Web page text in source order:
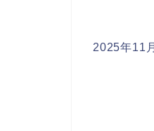
2025年11